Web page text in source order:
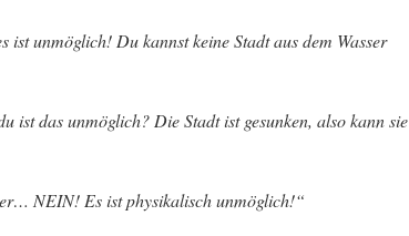
unmöglich! Du kannst keine Stadt aus dem Wasser
ist das unmöglich? Die Stadt ist gesunken, also kann sie
NEIN! Es ist physikalisch unmöglich!“